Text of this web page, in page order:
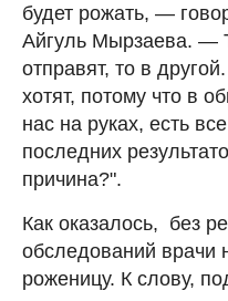
будет рожать, —
Айгуль Мырзаева. —
отправят, то в
хотят, потому что в
нас на руках, есть
последних
причина?".
Как оказалось, без
обследований врачи
роженицу. К слову,